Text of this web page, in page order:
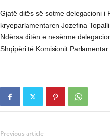
Gjatë ditës së sotme delegacioni i
kryeparlamentaren Jozefina
Ndërsa ditën e nesërme
Shqipëri të Komisionit Parlamentar
Previous article